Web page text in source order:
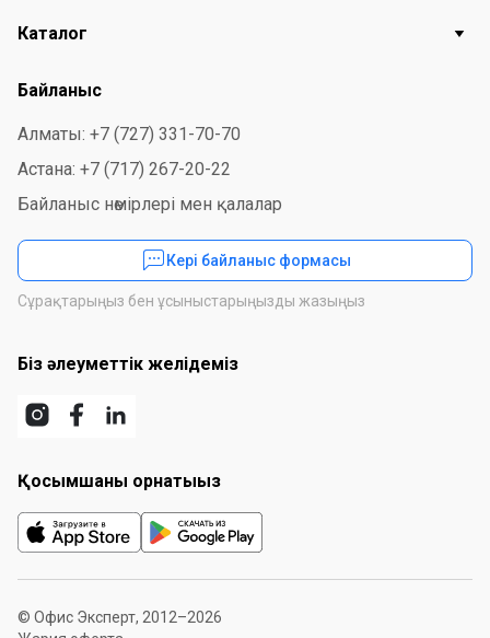
Каталог
Байланыс
Алматы: +7 (727) 331-70-70
Астана: +7 (717) 267-20-22
Байланыс нөмірлері мен қалалар
Кері байланыс формасы
Сұрақтарыңыз бен ұсыныстарыңызды жазыңыз
Біз әлеуметтік желідеміз
Қосымшаны орнатыңыз
© Офис Эксперт, 2012–2026